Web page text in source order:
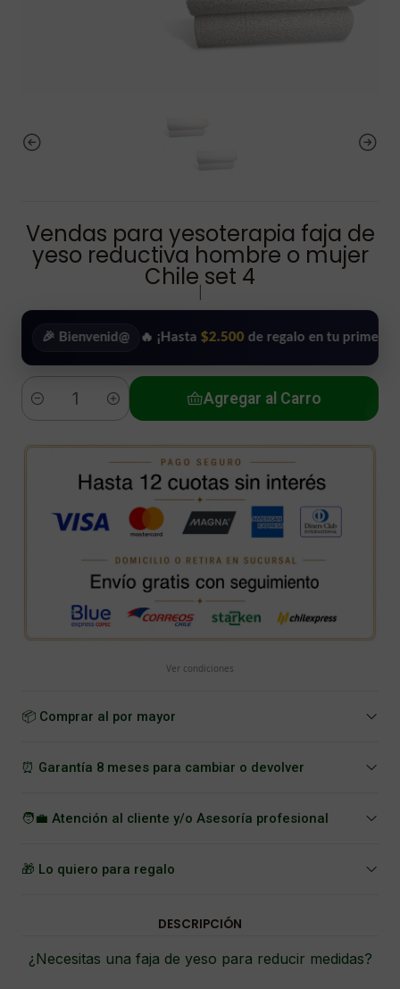
Vendas para yesoterapia faja de
yeso reductiva hombre o mujer
Chile set 4
🎉 Bienvenid@ 🔥 ¡Hasta$2.500de regalo en tu primera
Cantidad
Agregar al Carro
Ver condiciones
📦 Comprar al por mayor
⏰ Garantía 8 meses para cambiar o devolver
🧑‍💼 Atención al cliente y/o Asesoría profesional
🎁 Lo quiero para regalo
DESCRIPCIÓN
¿Necesitas una faja de yeso para reducir medidas?